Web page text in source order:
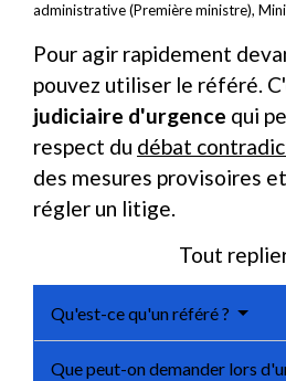
administrative (Première ministre),
Pour agir rapidement
pouvez utiliser le référé.
judiciaire d'urgence qui
respect du débat
des mesures provisoires
régler un litige.
Tout
Qu'est-ce qu'un référé ?
Que peut-on demander lors